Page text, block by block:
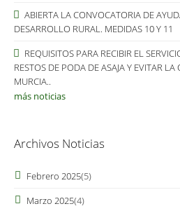
ABIERTA LA CONVOCATORIA DE
DESARROLLO RURAL. MEDIDAS 10 Y 11
REQUISITOS PARA RECIBIR EL
RESTOS DE PODA DE ASAJA Y EVITAR
MURCIA..
más noticias
Archivos Noticias
Febrero 2025(5)
Marzo 2025(4)